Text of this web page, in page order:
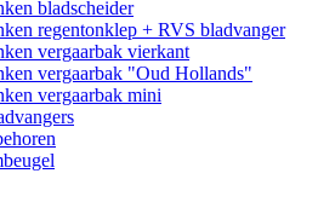
bladscheider
regentonklep + RVS bladvanger
vergaarbak vierkant
vergaarbak "Oud Hollands"
vergaarbak mini